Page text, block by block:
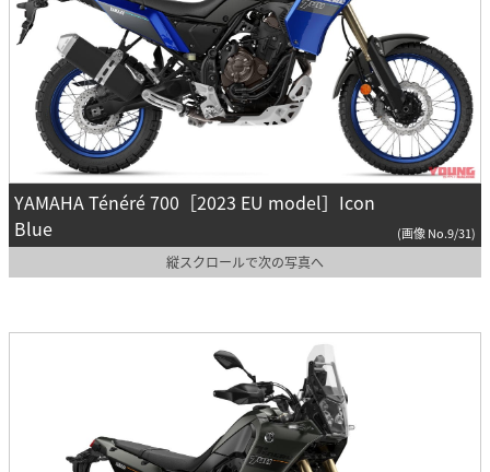
YAMAHA Ténéré 700［2023 EU model］Icon
Blue
(画像 No.9/31)
縦スクロールで次の写真へ